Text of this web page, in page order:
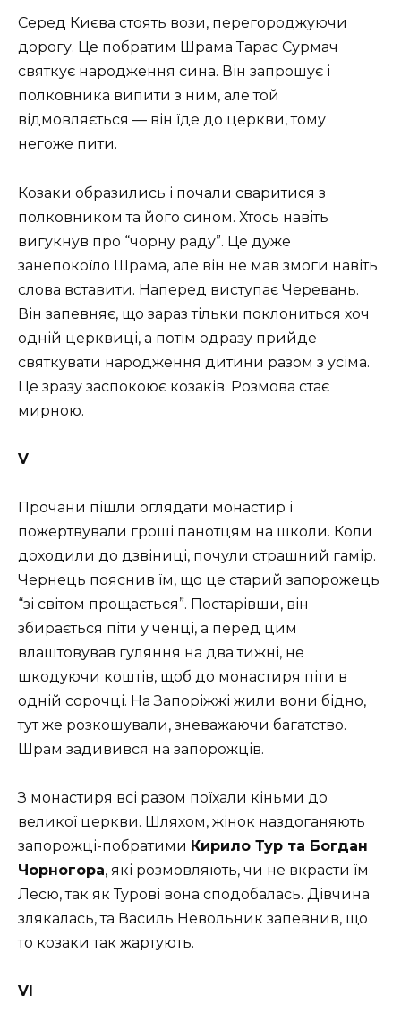
Серед Києва стоять вози, перегороджуючи
дорогу. Це побратим Шрама Тарас Сурмач
святкує народження сина. Він запрошує і
полковника випити з ним, але той
відмовляється — він їде до церкви, тому
негоже пити.
Козаки образились і почали сваритися з
полковником та його сином. Хтось навіть
вигукнув про “чорну раду”. Це дуже
занепокоїло Шрама, але він не мав змоги навіть
слова вставити. Наперед виступає Черевань.
Він запевняє, що зараз тільки поклониться хоч
одній церквиці, а потім одразу прийде
святкувати народження дитини разом з усіма.
Це зразу заспокоює козаків. Розмова стає
мирною.
V
Прочани пішли оглядати монастир і
пожертвували гроші панотцям на школи. Коли
доходили до дзвіниці, почули страшний гамір.
Чернець пояснив їм, що це старий запорожець
“зі світом прощається”. Постарівши, він
збирається піти у ченці, а перед цим
влаштовував гуляння на два тижні, не
шкодуючи коштів, щоб до монастиря піти в
одній сорочці. На Запоріжжі жили вони бідно,
тут же розкошували, зневажаючи багатство.
Шрам задивився на запорожців.
З монастиря всі разом поїхали кіньми до
великої церкви. Шляхом, жінок наздоганяють
запорожці-побратими Кирило Тур та Богдан
Чорногора, які розмовляють, чи не вкрасти їм
Лесю, так як Турові вона сподобалась. Дівчина
злякалась, та Василь Невольник запевнив, що
то козаки так жартують.
VI